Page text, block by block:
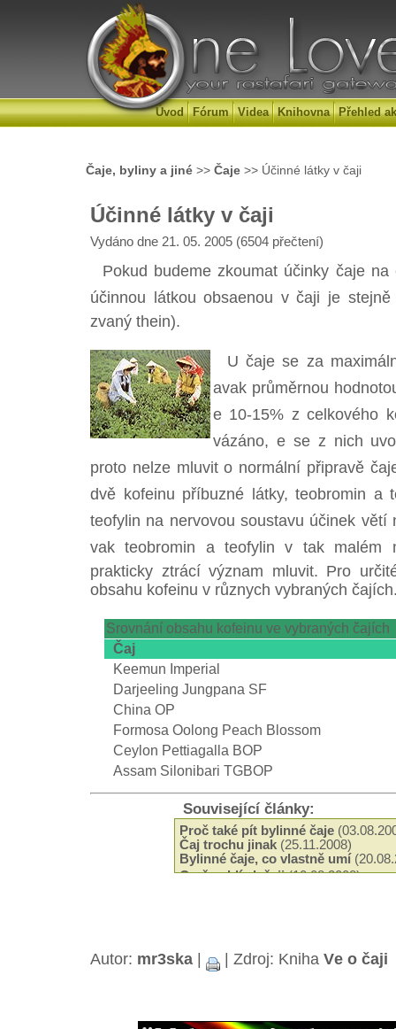
Úvod Fórum Videa Knihovna Přehled
Čaje, byliny a jiné >> Čaje >> Účinné látky v čaji
Účinné látky v čaji
Vydáno dne 21. 05. 2005 (6504 přečtení)
Pokud budeme zkoumat účinky čaje na
účinnou látkou obsaenou v čaji je
zvaný thein).
U čaje se za
avak průměrnou
e 10-15% z celkového
vázáno, e se z nich
proto nelze mluvit o normální připravě
dvě kofeinu příbuzné látky, teobromin a
teofylin na nervovou soustavu účinek větí
vak teobromin a teofylin v tak malém
prakticky ztrácí význam mluvit. Pro
obsahu kofeinu v různych vybraných
Srovnání obsahu kofeinu ve vybraných čajích
Čaj
Keemun Imperial
Darjeeling Jungpana SF
China OP
Formosa Oolong Peach Blossom
Ceylon Pettiagalla BOP
Assam Silonibari TGBOP
Související články:
Proč také pít bylinné čaje
Čaj trochu jinak (25.11.2008)
Bylinné čaje, co vlastně umí
O něco blíe k čaji(10.08.2008)
Autor: mr3ska | Zdroj: Kniha Ve o čaji